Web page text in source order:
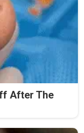
After The